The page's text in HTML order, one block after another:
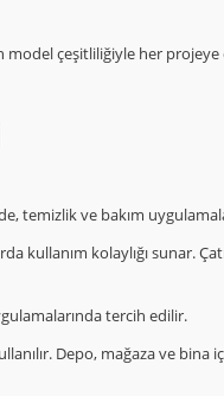
model çeşitliliğiyle her
temizlik ve bakım
kullanım kolaylığı sunar.
tercih edilir.
Depo, mağaza ve bina